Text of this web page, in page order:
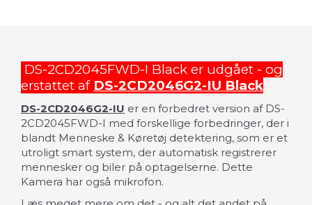
DS-2CD2045FWD-I Black er udgået - og
erstattet af DS-2CD2046G2-IU Black
DS-2CD2046G2-IU er en forbedret version af DS-
2CD2045FWD-I med forskellige forbedringer, der i
blandt Menneske & Køretøj detektering, som er et
utroligt smart system, der automatisk registrerer
mennesker og biler på optagelserne. Dette
Kamera har også mikrofon.